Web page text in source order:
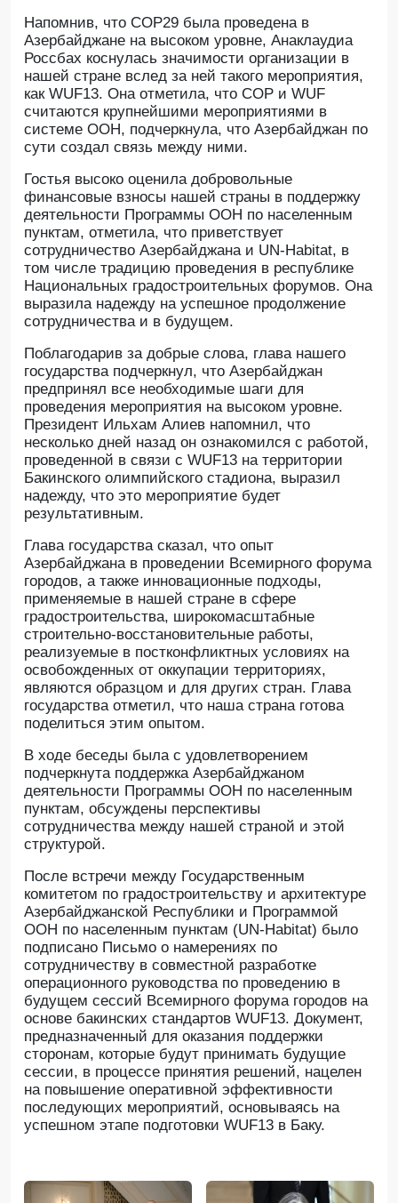
Напомнив, что COP29 была проведена в
Азербайджане на высоком уровне, Анаклаудиа
Россбах коснулась значимости организации в
нашей стране вслед за ней такого мероприятия,
как WUF13. Она отметила, что COP и WUF
считаются крупнейшими мероприятиями в
системе ООН, подчеркнула, что Азербайджан по
сути создал связь между ними.
Гостья высоко оценила добровольные
финансовые взносы нашей страны в поддержку
деятельности Программы ООН по населенным
пунктам, отметила, что приветствует
сотрудничество Азербайджана и UN-Habitat, в
том числе традицию проведения в республике
Национальных градостроительных форумов. Она
выразила надежду на успешное продолжение
сотрудничества и в будущем.
Поблагодарив за добрые слова, глава нашего
государства подчеркнул, что Азербайджан
предпринял все необходимые шаги для
проведения мероприятия на высоком уровне.
Президент Ильхам Алиев напомнил, что
несколько дней назад он ознакомился с работой,
проведенной в связи с WUF13 на территории
Бакинского олимпийского стадиона, выразил
надежду, что это мероприятие будет
результативным.
Глава государства сказал, что опыт
Азербайджана в проведении Всемирного форума
городов, а также инновационные подходы,
применяемые в нашей стране в сфере
градостроительства, широкомасштабные
строительно-восстановительные работы,
реализуемые в постконфликтных условиях на
освобожденных от оккупации территориях,
являются образцом и для других стран. Глава
государства отметил, что наша страна готова
поделиться этим опытом.
В ходе беседы была с удовлетворением
подчеркнута поддержка Азербайджаном
деятельности Программы ООН по населенным
пунктам, обсуждены перспективы
сотрудничества между нашей страной и этой
структурой.
После встречи между Государственным
комитетом по градостроительству и архитектуре
Азербайджанской Республики и Программой
ООН по населенным пунктам (UN-Habitat) было
подписано Письмо о намерениях по
сотрудничеству в совместной разработке
операционного руководства по проведению в
будущем сессий Всемирного форума городов на
основе бакинских стандартов WUF13. Документ,
предназначенный для оказания поддержки
сторонам, которые будут принимать будущие
сессии, в процессе принятия решений, нацелен
на повышение оперативной эффективности
последующих мероприятий, основываясь на
успешном этапе подготовки WUF13 в Баку.